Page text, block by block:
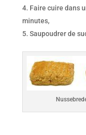
Faire cuire dans
minutes,
Saupoudrer de